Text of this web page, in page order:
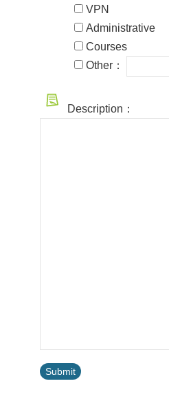
VPN
Administrative
Courses
Other：
Description：